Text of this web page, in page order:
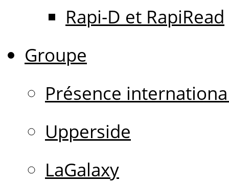
Rapi-D et RapiRead
Groupe
Présence
Upperside
LaGalaxy